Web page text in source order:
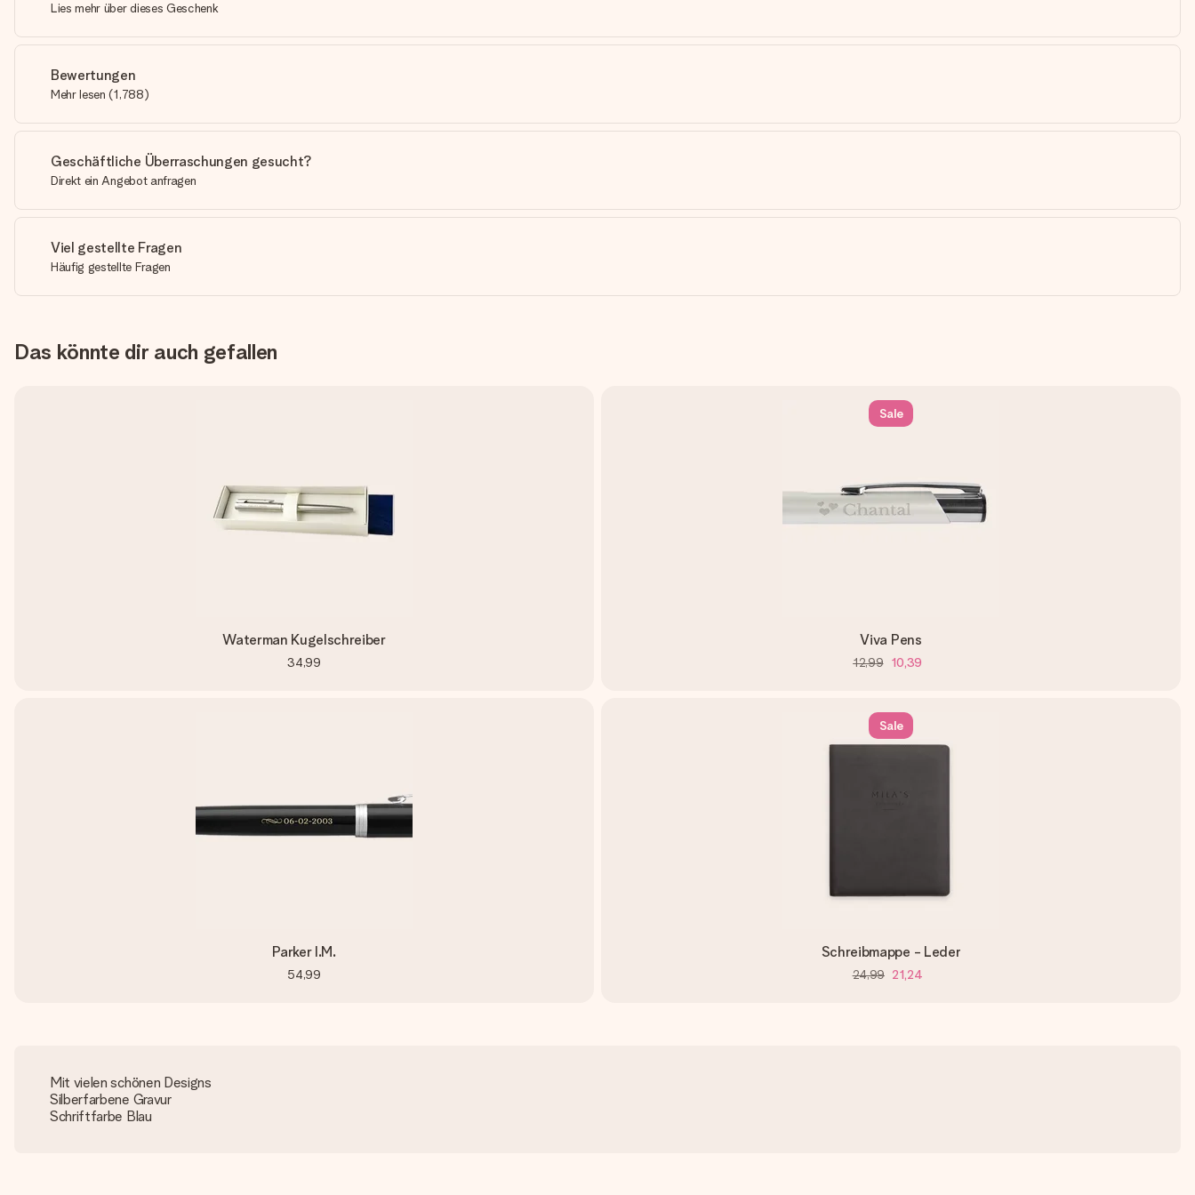
Lies mehr über dieses Geschenk
Bewertungen
Mehr lesen (1,788)
Geschäftliche Überraschungen gesucht?
Direkt ein Angebot anfragen
Viel gestellte Fragen
Häufig gestellte Fragen
Das könnte dir auch gefallen
Waterman Kugelschreiber
34,99
Sale
Viva Pens
12,99 10,39
Parker I.M.
54,99
Sale
Schreibmappe - Leder
24,99 21,24
Mit vielen schönen Designs
Silberfarbene Gravur
Schriftfarbe Blau